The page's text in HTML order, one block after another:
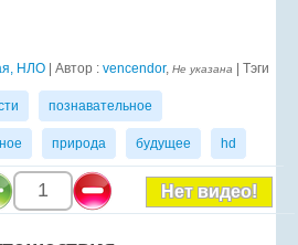
НЛО | Автор : vencendor, Не указана | Тэги
познавательное
природа будущее hd
1 Нет видео!